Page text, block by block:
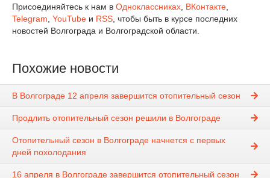
Присоединяйтесь к нам в Одноклассниках ВКонтакте
Telegram YouTube и RSS , чтобы быть в курсе последних
новостей Волгограда и Волгоградской области.
Похожие новости
В Волгограде 12 апреля завершится отопительный сезон
Продлить отопительный сезон решили в Волгограде
Отопительный сезон в Волгограде начнется с первых
дней похолодания
16 апреля в Волгограде завершится отопительный сезон